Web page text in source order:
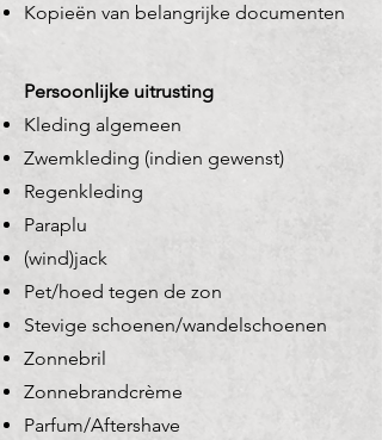
Kopieën van belangrijke documenten
Persoonlijke uitrusting​
Kleding algemeen
Zwemkleding (indien gewenst)
Regenkleding
Paraplu
(wind)jack
Pet/hoed tegen de zon
Stevige schoenen/wandelschoenen
Zonnebril
Zonnebrandcrème
Parfum/Aftershave